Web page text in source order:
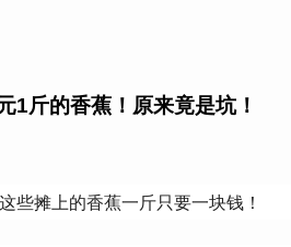
1斤的香蕉！原来竟是坑！
些摊上的香蕉一斤只要一块钱！